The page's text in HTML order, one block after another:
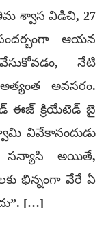
శ్వాస విడిచి, 27
ఆయన
నేటి
అవసరం.
ఈజ్‌ క్రియేటెడ్‌ బై
వివేకానందుడు
సన్యాసి అయితే,
భిన్నంగా వేరే ఏ
[…]